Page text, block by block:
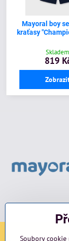
Mayoral boy
kraťasy
Skladem
819
Soubory